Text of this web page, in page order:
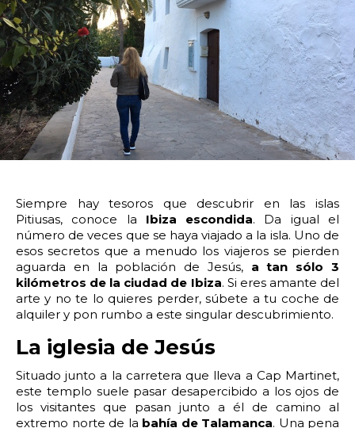
Siempre hay tesoros que descubrir en las islas
Pitiusas, conoce la Ibiza escondida. Da igual el
número de veces que se haya viajado a la isla. Uno de
esos secretos que a menudo los viajeros se pierden
aguarda en la población de Jesús, a tan sólo 3
kilómetros de la ciudad de Ibiza. Si eres amante del
arte y no te lo quieres perder, súbete a tu coche de
alquiler y pon rumbo a este singular descubrimiento.
La iglesia de Jesús
Situado junto a la carretera que lleva a Cap Martinet,
este templo suele pasar desapercibido a los ojos de
los visitantes que pasan junto a él de camino al
extremo norte de la bahía de Talamanca. Una pena
14:00 14:30 15:00 15:30
16:00 16:30 17:00 17:30
18:00 18:30 19:00 19:30
20:00 20:30 21:00 21:30
22:00 22:30 23:00 23:30
Fecha y hora devolución:
0:00 0:30 1:00 1:30
2:00 2:30 3:00
4:00 4:30 5:00 5:30